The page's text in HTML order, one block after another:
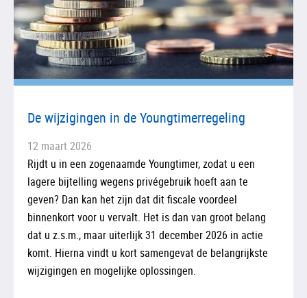
De wijzigingen in de Youngtimerregeling
12 maart 2026
Rijdt u in een zogenaamde Youngtimer, zodat u een
lagere bijtelling wegens privégebruik hoeft aan te
geven? Dan kan het zijn dat dit fiscale voordeel
binnenkort voor u vervalt. Het is dan van groot belang
dat u z.s.m., maar uiterlijk 31 december 2026 in actie
komt. Hierna vindt u kort samengevat de belangrijkste
wijzigingen en mogelijke oplossingen.